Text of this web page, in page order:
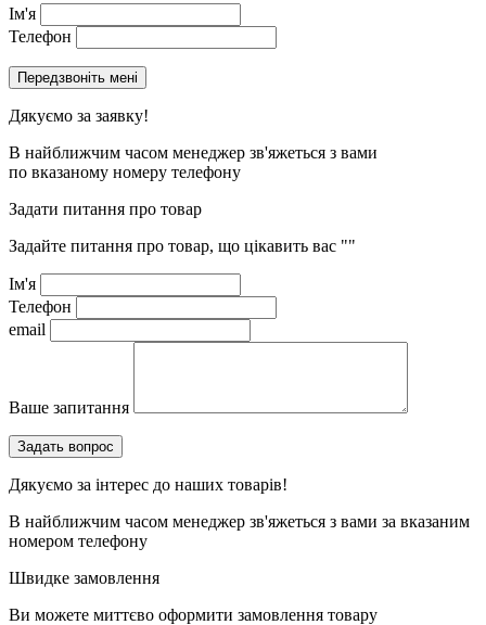
Ім'я
Телефон
Дякуємо за заявку!
В найближчим часом менеджер зв'яжеться з вами
по вказаному номеру телефону
Задати питання про товар
Задайте питання про товар, що цікавить вас ""
Ім'я
Телефон
email
Ваше запитання
Дякуємо за інтерес до наших товарів!
В найближчим часом менеджер зв'яжеться з вами за вказаним
номером телефону
Швидке замовлення
Ви можете миттєво оформити замовлення товару